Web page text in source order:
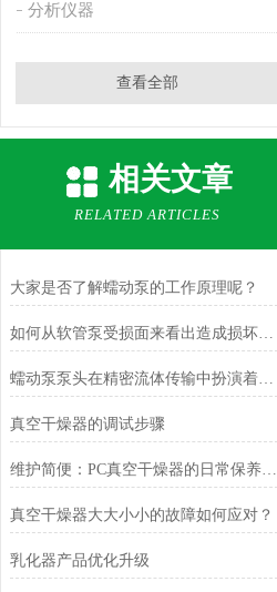
分析仪器
查看全部
相关文章
RELATED ARTICLES
大家是否了解蠕动泵的工作原理呢？
如何从软管泵受损面来看出造成损坏的原因
蠕动泵泵头在精密流体传输中扮演着重要角色
真空干燥器的调试步骤
维护简便：PC真空干燥器的日常保养与维护
真空干燥器大大小小的故障如何应对？
乳化器产品优化升级